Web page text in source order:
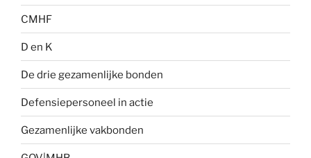
CMHF
D en K
De drie gezamenlijke bonden
Defensiepersoneel in actie
Gezamenlijke vakbonden